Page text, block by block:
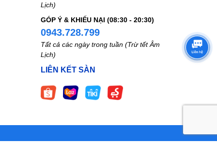
Lịch)
GÓP Ý & KHIẾU NẠI (08:30 - 20:30)
0943.728.799
Tất cả các ngày trong tuần (Trừ tết Âm
Lịch)
LIÊN KẾT SÀN